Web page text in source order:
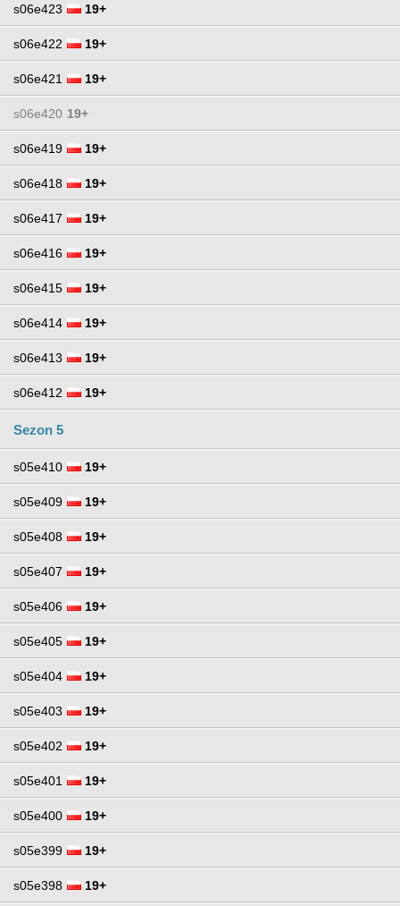
s06e423 19+
s06e422 19+
s06e421 19+
s06e420 19+
s06e419 19+
s06e418 19+
s06e417 19+
s06e416 19+
s06e415 19+
s06e414 19+
s06e413 19+
s06e412 19+
Sezon 5
s05e410 19+
s05e409 19+
s05e408 19+
s05e407 19+
s05e406 19+
s05e405 19+
s05e404 19+
s05e403 19+
s05e402 19+
s05e401 19+
s05e400 19+
s05e399 19+
s05e398 19+